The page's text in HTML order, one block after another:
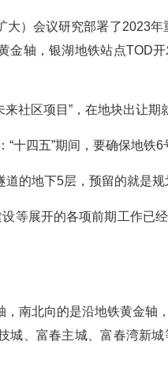
大）会议研究部署了2023
金轴，银湖地铁站点TOD
社区项目”，在地块出让期
十四五”期间，要确保地铁6
的地下5层，预留的就是规
等展开的各项前期工作已
南北向的是沿地铁黄金轴
城、富春主城、富春湾新